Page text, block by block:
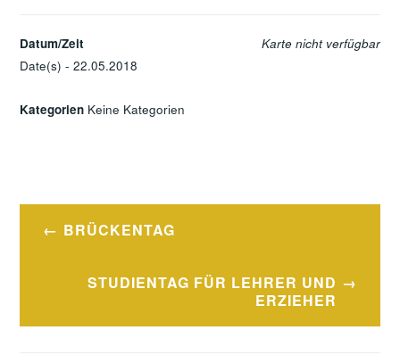
Karte nicht verfügbar
Datum/Zeit
Date(s) - 22.05.2018
Kategorien Keine Kategorien
Beitragsnavigation
BRÜCKENTAG
STUDIENTAG FÜR LEHRER UND
ERZIEHER